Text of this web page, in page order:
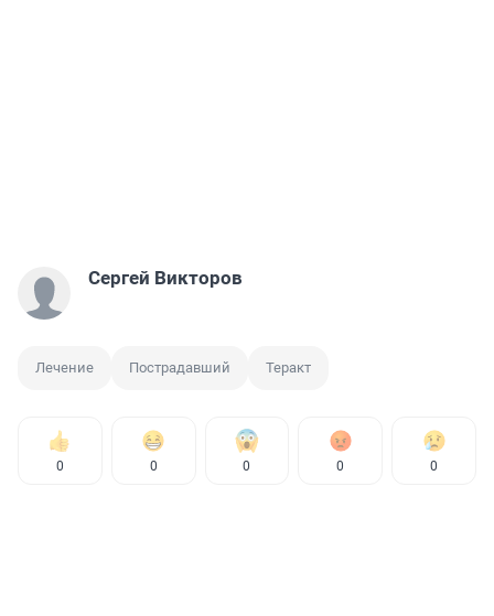
Сергей Викторов
Лечение Пострадавший Теракт
0 0 0 0 0